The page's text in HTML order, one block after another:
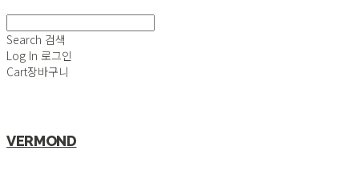
Search 검색
Log In 로그인
Cart장바구니
VERMOND